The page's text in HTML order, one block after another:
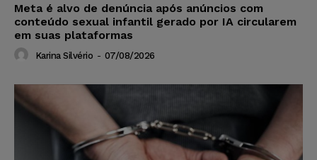
Meta é alvo de denúncia após anúncios com
conteúdo sexual infantil gerado por IA circularem
em suas plataformas
Karina Silvério - 07/08/2026